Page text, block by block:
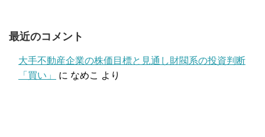
最近のコメント
大手不動産企業の株価目標と見通し財閥系の投資判断
「買い」
に なめこ より